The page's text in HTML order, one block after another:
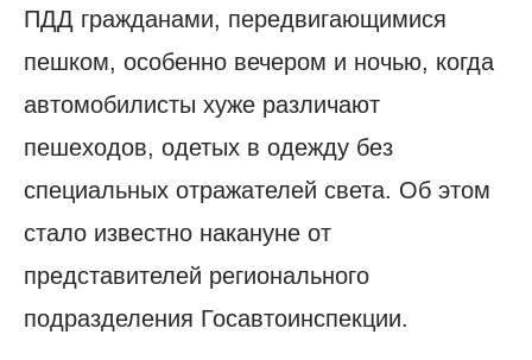
ПДД гражданами, передвигающимися
пешком, особенно вечером и ночью, когда
автомобилисты хуже различают
пешеходов, одетых в одежду без
специальных отражателей света. Об этом
стало известно накануне от
представителей регионального
подразделения Госавтоинспекции.